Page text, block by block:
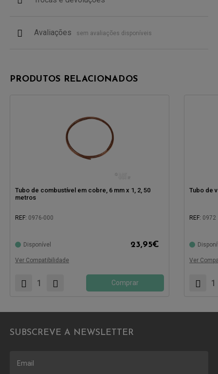
Avaliações sem avaliações disponíveis
PRODUTOS RELACIONADOS
Tubo de combustível em cobre, 6 mm x 1, 2, 50
metros
REF: 0976-000
Disponível 23,95€
Ver Compatibilidade
Comprar
Tubo de
REF: 0972
Ver
SUBSCREVE A NEWSLETTER